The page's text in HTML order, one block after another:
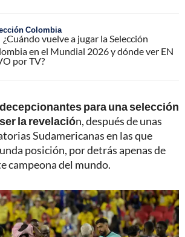
Colombia
¿Cuándo vuelve a jugar la Selección
en el Mundial 2026 y dónde ver EN
por TV?
para una selección
la revelación, después de unas
Sudamericanas en las que
posición, por detrás apenas de
campeona del mundo.